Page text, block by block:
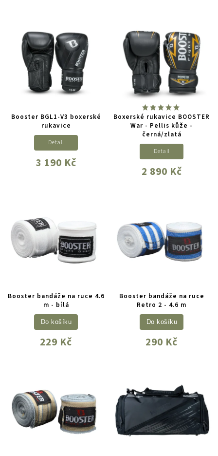
Booster BGL1-V3 boxerské
rukavice
3 190 Kč
Detail
Boxerské rukavice BOOSTER
War - Pellis kůže -
černá/zlatá
2 890 Kč
Detail
Booster bandáže na ruce 4.6
m - bílá
229 Kč
Do košíku
Booster bandáže na ruce
Retro 2 - 4.6 m
290 Kč
Do košíku